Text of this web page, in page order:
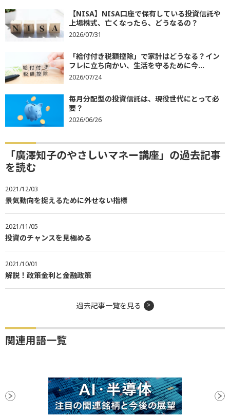
【NISA】NISA口座で保有している投資信託や
上場株式、亡くなったら、どうなるの？
2026/07/31
「給付付き税額控除」で家計はどうなる？イン
フレに立ち向かい、生活を守るために今...
2026/07/24
毎月分配型の投資信託は、現役世代にとって必
要？
2026/06/26
「廣澤知子のやさしいマネー講座」の過去記事
を読む
2021/12/03
景気動向を捉えるために外せない指標
2021/11/05
投資のチャンスを見極める
2021/10/01
解説！政策金利と金融政策
過去記事一覧を見る
関連用語一覧